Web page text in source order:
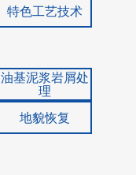
特色工艺技术
油基泥浆岩屑处
理
地貌恢复